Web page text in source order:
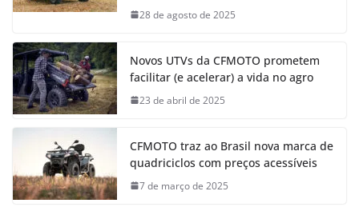
28 de agosto de 2025
Novos UTVs da CFMOTO prometem
facilitar (e acelerar) a vida no agro
23 de abril de 2025
CFMOTO traz ao Brasil nova marca de
quadriciclos com preços acessíveis
7 de março de 2025